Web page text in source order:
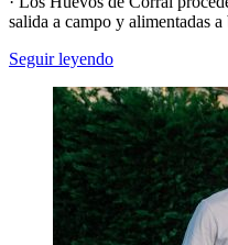
salida a campo y alimentadas
Seguir leyendo